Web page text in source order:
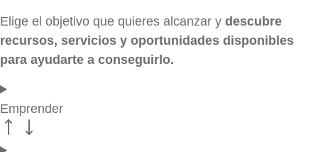
Elige el objetivo que quieres alcanzar y descubre
recursos, servicios y oportunidades disponibles
para ayudarte a conseguirlo.
Emprender